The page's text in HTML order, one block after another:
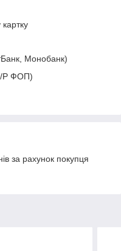
Монобанк)
Р ФОП)
за рахунок покупця